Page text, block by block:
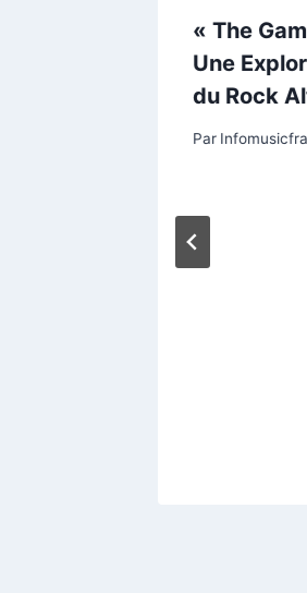
« The
Une
du Rock
Par